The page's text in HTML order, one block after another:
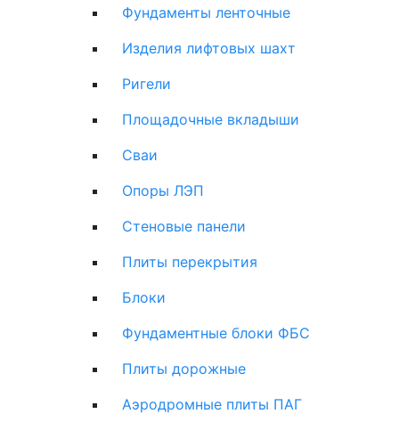
Фундаменты ленточные
Изделия лифтовых шахт
Ригели
Площадочные вкладыши
Сваи
Опоры ЛЭП
Стеновые панели
Плиты перекрытия
Блоки
Фундаментные блоки ФБС
Плиты дорожные
Аэродромные плиты ПАГ